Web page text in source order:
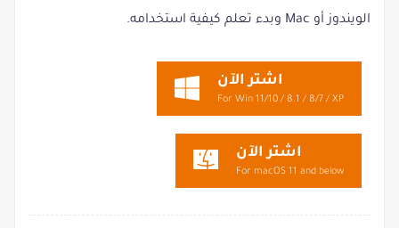
الويندوز أو Mac وبدء تعلم كيفية استخدامه.
اشتر الآن
For Win 11/10 / 8.1 / 8/7 / XP
اشتر الآن
For macOS 11 and below